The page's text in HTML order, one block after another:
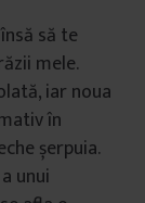
să te
mele.
iar noua
în
șerpuia.
unui